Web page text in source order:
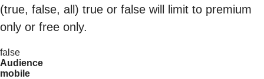
(true, false, all) true or false will limit to premium
only or free only.
false
Audience
mobile